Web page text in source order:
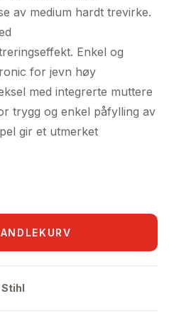
14.990,00kr.
av medium hardt trevirke.
Enkel og
for jevn høy
med integrerte muttere
trygg og enkel påfylling av
gir et utmerket
Stihl